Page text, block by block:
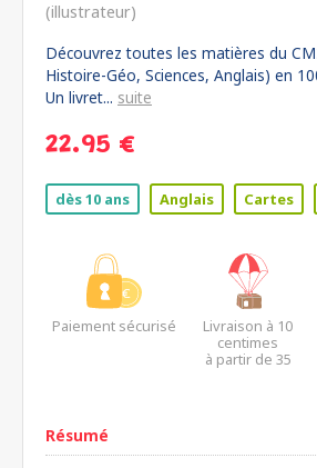
(illustrateur)
Découvrez toutes les matières du
Histoire-Géo, Sciences, Anglais) en
Un livret... suite
22.95 €
dès 10 ans Anglais Cartes
Paiement sécurisé
Livraison à 10
centimes
à partir de 35
Résumé